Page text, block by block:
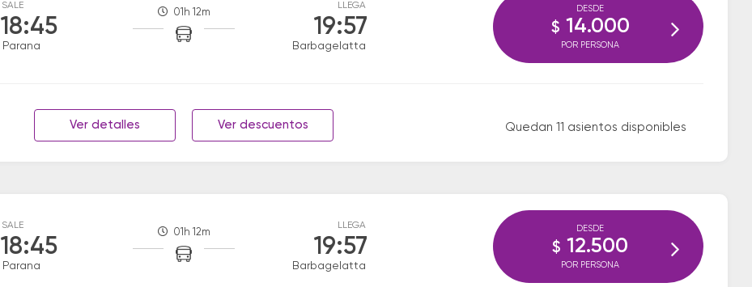
SALE
18:45
Parana
01h 12m
LLEGA
19:57
Barbagelatta
Ver detalles Ver descuentos Quedan 11 asientos disponibles
DESDE
$ 14.000
POR PERSONA
SALE
18:45
Parana
01h 12m
LLEGA
19:57
Barbagelatta
DESDE
$ 12.500
POR PERSONA